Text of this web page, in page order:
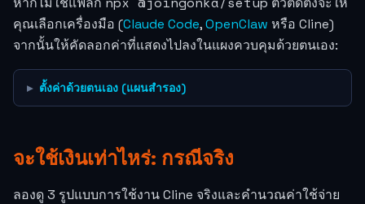
คุณเลือกเครื่องมือ (Claude Code,OpenClaw หรือ Cline)
จากนั้นให้คัดลอกค่าที่แสดงไปลงในแผงควบคุมด้วยตนเอง:
ตั้งค่าด้วยตนเอง (แผนสำรอง)
จะใช้เงินเท่าไหร่: กรณีจริง
ลองดู 3 รูปแบบการใช้งาน Cline จริงและคำนวณค่าใช้จ่าย